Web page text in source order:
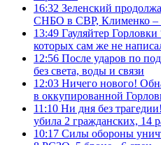
16:32 Зеленский
СНБО в СВР, Клименко
13:49 Гауляйтер Горловки
которых сам же не
12:56 После ударов по
без света, воды и связи
12:03 Ничего нового!
в оккупированной
11:10 Ни дня без
убила 2 гражданских, 14
10:17 Силы обороны